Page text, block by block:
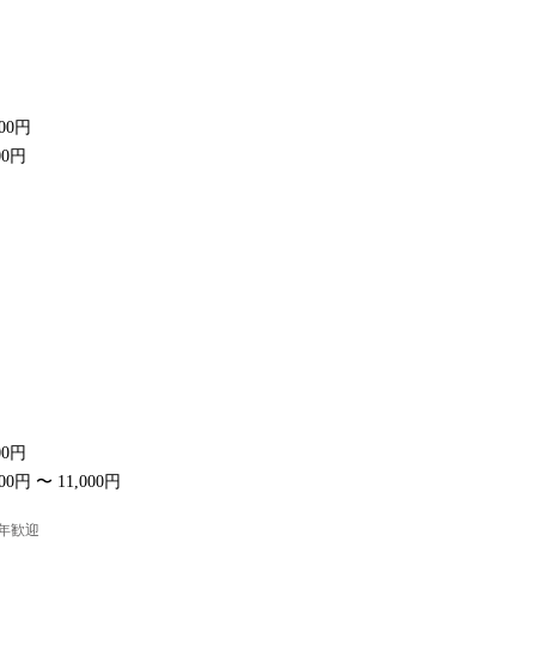
円
円
円
円 〜 11,000円
歓迎